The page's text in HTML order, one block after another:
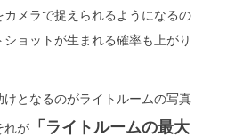
メラで捉えられるようになるの
ョットが生まれる確率も上がり
けとなるのがライトルームの写真
れが
「ライトルームの最大